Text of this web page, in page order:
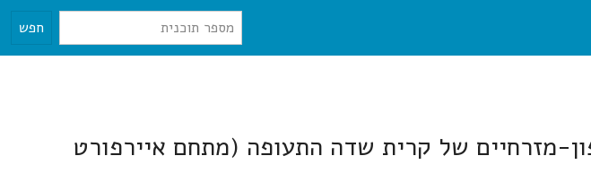
חפש
מזרחיים של קרית שדה התעופה (מתחם איירפורט